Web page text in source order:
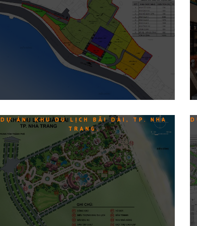
DỰ ÁN: KHU DU LỊCH BÃI DÀI, TP. NHA
TRANG.